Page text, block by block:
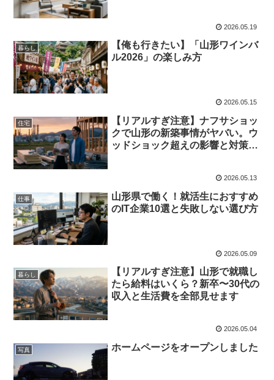
2026.05.19
暮らし
【俺も行きたい】「山形ワインバ
ル2026」の楽しみ方
2026.05.15
住宅
【リアルすぎ注意】ナフサショッ
クで山形の新築事情がヤバい。ウ
ッドショック超えの影響と対策を
2026.05.13
仕事
山形県で働く！就活生におすすめ
のIT企業10選と失敗しない選び方
2026.05.09
暮らし
【リアルすぎ注意】山形で就職し
たら給料はいくら？新卒〜30代の
収入と生活費を全部見せます
2026.05.04
写真 ホームページをオープンしました